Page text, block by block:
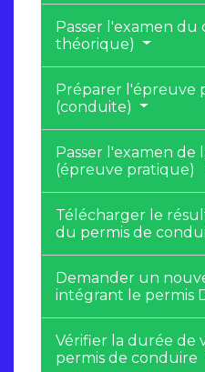
Passer l'examen du
théorique)
Préparer l'épreuve
(conduite)
Passer l'examen de
(épreuve pratique)
Télécharger le
du permis de
Demander un
intégrant le permis
Vérifier la durée de
permis de conduire